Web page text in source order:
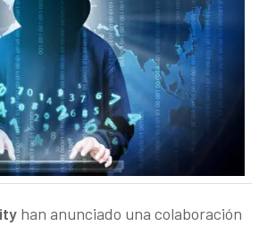
han anunciado una colaboración